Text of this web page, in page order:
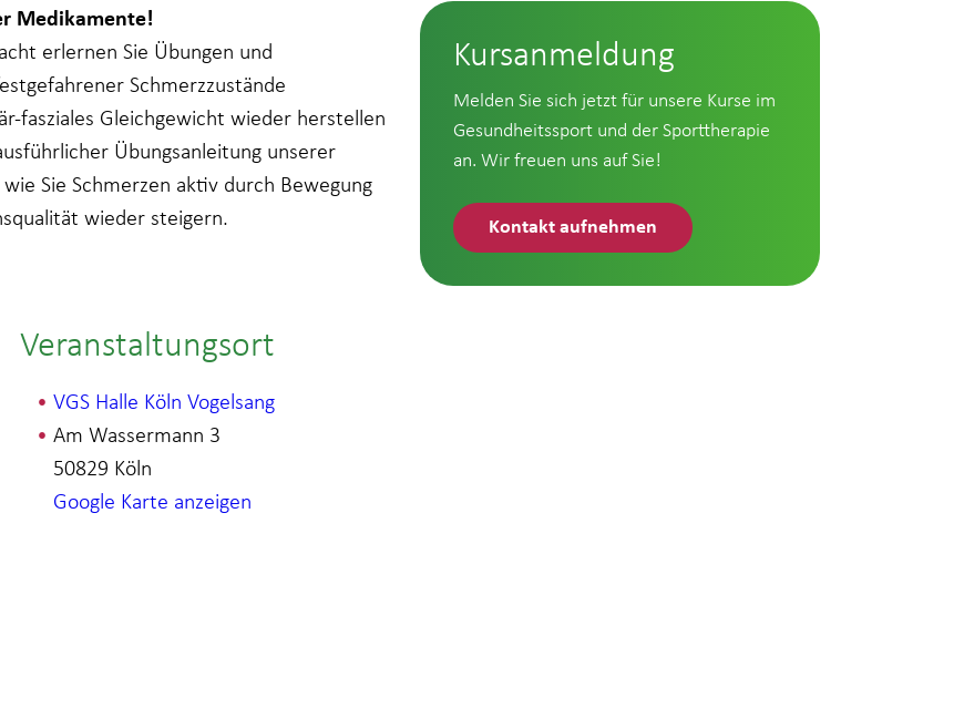
Medikamente!
erlernen Sie Übungen und
Schmerzzustände
fasziales Gleichgewicht wieder herstellen
Übungsanleitung unserer
Sie Schmerzen aktiv durch Bewegung
wieder steigern.
Kursanmeldung
Melden Sie sich jetzt für unsere Kurse im
Gesundheitssport und der Sporttherapie
an. Wir freuen uns auf Sie!
Kontakt aufnehmen
Veranstaltungsort
VGS Halle Köln Vogelsang
Am Wassermann 3
Köln
50829
Google Karte anzeigen